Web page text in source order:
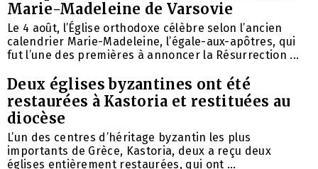
Marie-Madeleine de Varsovie
Le 4 août, l’Église orthodoxe célèbre selon l’ancien
calendrier Marie-Madeleine, l’égale-aux-apôtres, qui
fut l’une des premières à annoncer la Résurrection ...
Deux églises byzantines ont été
restaurées à Kastoria et restituées au
diocèse
L’un des centres d’héritage byzantin les plus
importants de Grèce, Kastoria, deux a reçu deux
églises entièrement restaurées, qui ont ...